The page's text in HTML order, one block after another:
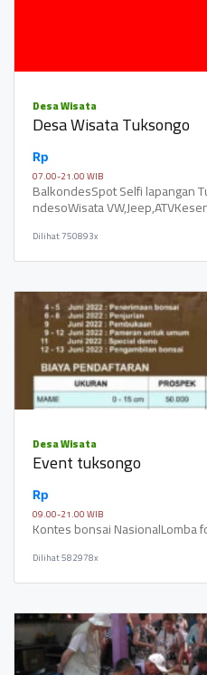
Desa Wisata
Desa Wisata Tuksongo
Rp
07.00-21.00 WIB
BalkondesSpot Selfi lapangan
ndesoWisata
Dilihat750893x
Desa Wisata
Event tuksongo
Rp
09.00-21.00 WIB
Kontes bonsai NasionalLomba
Dilihat582978x